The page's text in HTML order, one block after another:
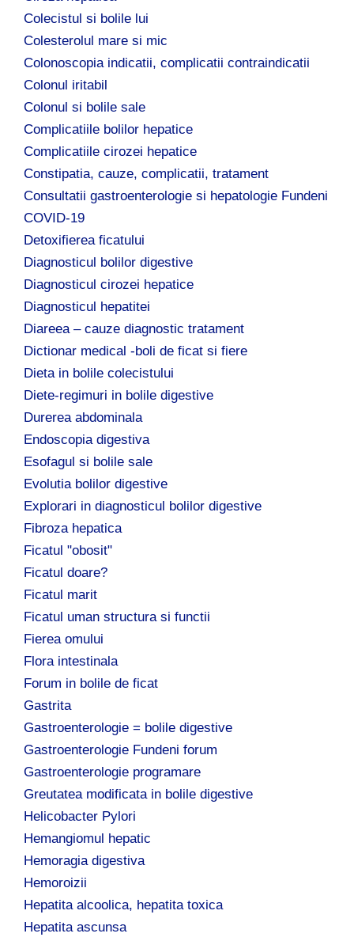
Colecistul si bolile lui
Colesterolul mare si mic
Colonoscopia indicatii, complicatii contraindicatii
Colonul iritabil
Colonul si bolile sale
Complicatiile bolilor hepatice
Complicatiile cirozei hepatice
Constipatia, cauze, complicatii, tratament
Consultatii gastroenterologie si hepatologie Fundeni
COVID-19
Detoxifierea ficatului
Diagnosticul bolilor digestive
Diagnosticul cirozei hepatice
Diagnosticul hepatitei
Diareea – cauze diagnostic tratament
Dictionar medical -boli de ficat si fiere
Dieta in bolile colecistului
Diete-regimuri in bolile digestive
Durerea abdominala
Endoscopia digestiva
Esofagul si bolile sale
Evolutia bolilor digestive
Explorari in diagnosticul bolilor digestive
Fibroza hepatica
Ficatul "obosit"
Ficatul doare?
Ficatul marit
Ficatul uman structura si functii
Fierea omului
Flora intestinala
Forum in bolile de ficat
Gastrita
Gastroenterologie = bolile digestive
Gastroenterologie Fundeni forum
Gastroenterologie programare
Greutatea modificata in bolile digestive
Helicobacter Pylori
Hemangiomul hepatic
Hemoragia digestiva
Hemoroizii
Hepatita alcoolica, hepatita toxica
Hepatita ascunsa